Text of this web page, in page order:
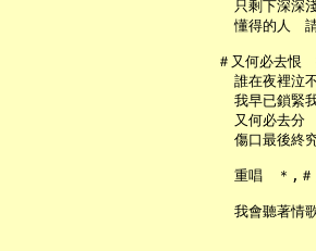
只剩下深深
懂得的人　
＃又何必去恨
誰在夜裡泣
我早已鎖緊
又何必去分
傷口最後終
重唱　＊,＃